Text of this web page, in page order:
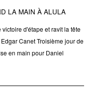
LA MAIN À ALULA
d'étape et ravit la tête
Canet Troisième jour de
en main pour Daniel